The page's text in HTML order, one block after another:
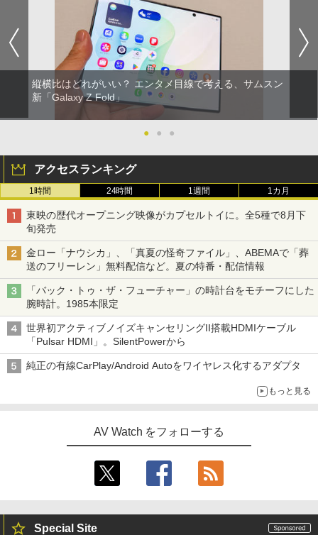
縦横比はどれがいい？ エンタメ目線で考える、サムスン
新「Galaxy Z Fold」
● ● ●
アクセスランキング
1時間 24時間 1週間 1カ月
東映の歴代オープニング映像がカプセルトイに。全5種で8月下
旬発売
金ロー「ナウシカ」、「真夏の怪奇ファイル」、ABEMAで「葬
送のフリーレン」無料配信など。夏の特番・配信情報
「バック・トゥ・ザ・フューチャー」の時計台をモチーフにした
腕時計。1985本限定
世界初アクティブノイズキャンセリングII搭載HDMIケーブル
「Pulsar HDMI」。SilentPowerから
純正の有線CarPlay/Android Autoをワイヤレス化するアダプタ
もっと見る
AV Watch をフォローする
Special Site